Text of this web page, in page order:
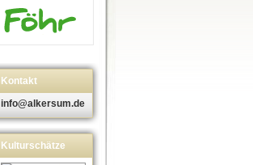
Kontakt
info@alkersum.de
Kulturschätze